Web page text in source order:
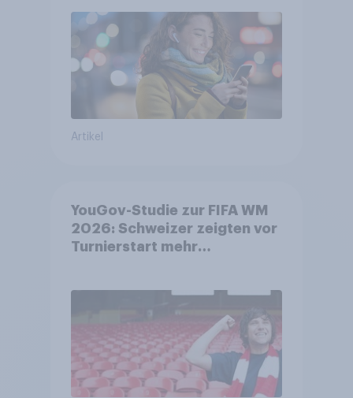
Artikel
YouGov-Studie zur FIFA WM
2026: Schweizer zeigten vor
Turnierstart mehr